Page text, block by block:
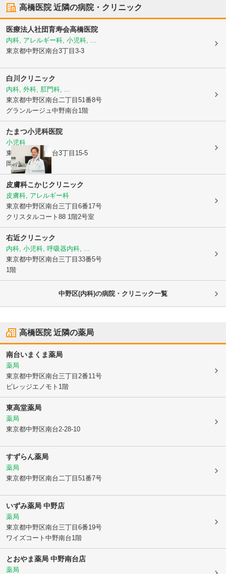
高橋医院近隣の病院・クリニック
医療法人社団育寿会高橋医院
内科, アレルギー科, 小児科, ...
東京都中野区南台3丁目3-3
白川クリニック
内科, 外科, 肛門科, ...
東京都中野区南台二丁目51番8号
グランルージュ中野南台1階
たまつ小児科医院
小児科
東京都中野区 南台3丁目15-5
岡山ビル1F
皮膚科こかじクリニック
皮膚科, アレルギー科
東京都中野区南台三丁目6番17号
クリスタルコート88 1階2号室
右近クリニック
内科, 小児科, 呼吸器内科, ...
東京都中野区南台三丁目33番5号
1階
中野区(内科)の病院・クリニック一覧
高橋医院近隣の薬局
南台いまくま薬局
薬局
東京都中野区南台三丁目2番11号
ビレッジエノモト1階
東高堂薬局
薬局
東京都中野区南台2-28-10
すずらん薬局
薬局
東京都中野区南台二丁目51番7号
いずみ薬局 中野店
薬局
東京都中野区南台三丁目6番19号
ワイズコート中野南台1階
とおやま薬局 中野南台店
薬局